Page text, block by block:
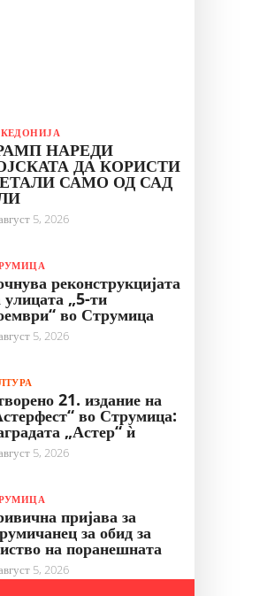
НАРЕДИ
ДА КОРИСТИ
САМО ОД САД
5, 2026
реконструкцијата
улицата „5-ти
во Струмица
5, 2026
21. издание на
во Струмица:
„Астер“ ѝ
5, 2026
пријава за
за обид за
на поранешната
5, 2026